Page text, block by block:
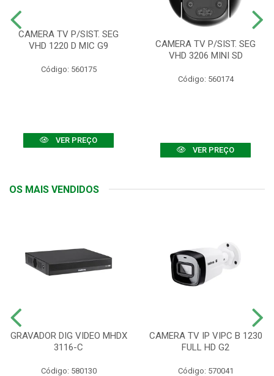
CAMERA TV P/SIST. SEG
VHD 1220 D MIC G9
Código: 560175
VER PREÇO
CAMERA TV P/SIST. SEG
VHD 3206 MINI SD
Código: 560174
VER PREÇO
OS MAIS VENDIDOS
GRAVADOR DIG VIDEO MHDX
3116-C
Código: 580130
CAMERA TV IP VIPC B 1230
FULL HD G2
Código: 570041